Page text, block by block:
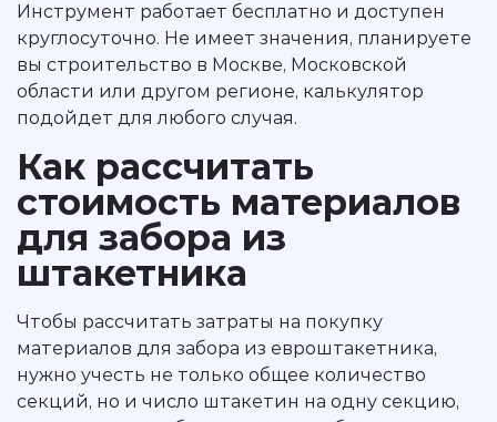
Инструмент работает бесплатно и доступен
круглосуточно. Не имеет значения, планируете
вы строительство в Москве, Московской
области или другом регионе, калькулятор
подойдет для любого случая.
Как рассчитать
стоимость материалов
для забора из
штакетника
Чтобы рассчитать затраты на покупку
материалов для забора из евроштакетника,
нужно учесть не только общее количество
секций, но и число штакетин на одну секцию,